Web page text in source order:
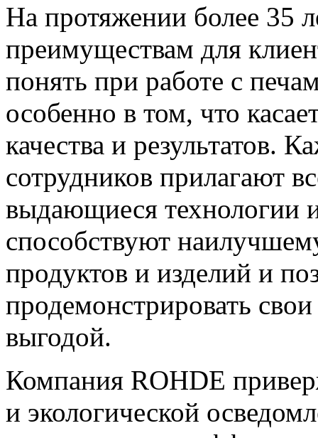
На протяжении более 35
преимуществам для
понять при работе с
особенно в том, что
качества и результатов.
сотрудников прилагают
выдающиеся технологии
способствуют
продуктов и изделий и
продемонстрировать
выгодой.
Компания ROHDE
и экологической